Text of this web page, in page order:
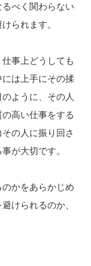
べく関わらない
られます。
事上どうしても
は上手にその揉
ように、その人
高い仕事をする
の人に振り回さ
が大切です。
かをあらかじめ
けられるのか、